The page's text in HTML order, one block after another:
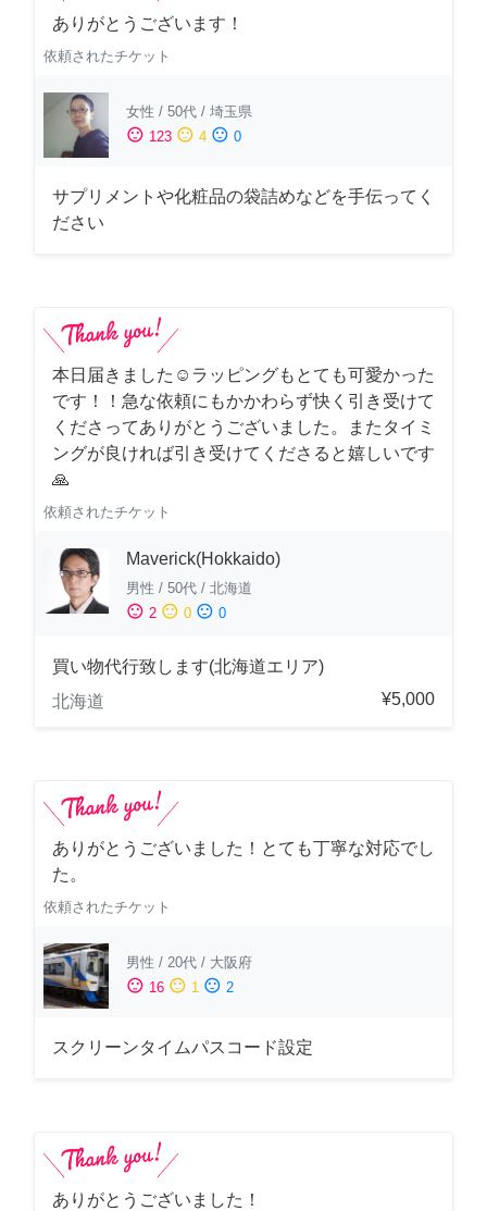
ありがとうございます！
依頼されたチケット
女性 / 50代 / 埼玉県
sentiment_satisfied 123 sentiment_neutral 4 sentiment_dissatisfied 0
サプリメントや化粧品の袋詰めなどを手伝ってく
ださい
本日届きました☺️ラッピングもとても可愛かった
です！！急な依頼にもかかわらず快く引き受けて
くださってありがとうございました。またタイミ
ングが良ければ引き受けてくださると嬉しいです
🙏
依頼されたチケット
Maverick(Hokkaido)
男性 / 50代 / 北海道
sentiment_satisfied 2 sentiment_neutral 0 sentiment_dissatisfied 0
買い物代行致します(北海道エリア)
北海道
¥5,000
ありがとうございました！とても丁寧な対応でし
た。
依頼されたチケット
男性 / 20代 / 大阪府
sentiment_satisfied 16 sentiment_neutral 1 sentiment_dissatisfied 2
スクリーンタイムパスコード設定
ありがとうございました！